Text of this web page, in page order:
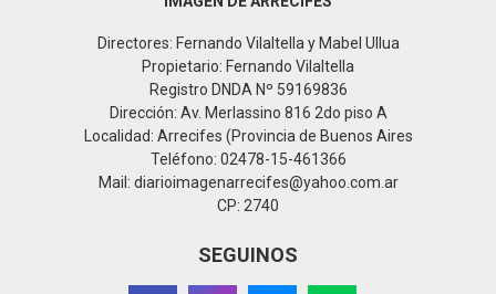
Directores: Fernando Vilaltella y Mabel Ullua
Propietario: Fernando Vilaltella
Registro DNDA Nº 59169836
Dirección: Av. Merlassino 816 2do piso A
Localidad: Arrecifes (Provincia de Buenos Aires
Teléfono: 02478-15-461366
Mail: diarioimagenarrecifes@yahoo.com.ar
CP: 2740
SEGUINOS